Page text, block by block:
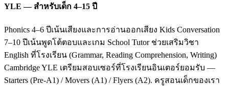
YLE — สำหรับเด็ก 4–15 ปี
Phonics 4–6 ปีเน้นเสียงและการอ่านออกเสียง Kids Conversation
7–10 ปีเน้นพูดโต้ตอบและเกม School Tutor ช่วยเสริมวิชา
English ที่โรงเรียน (Grammar, Reading Comprehension, Writing)
Cambridge YLE เตรียมสอบเซอร์ที่โรงเรียนอินเตอร์ยอมรับ —
Starters (Pre-A1) / Movers (A1) / Flyers (A2). ครูสอนเด็กของเรา